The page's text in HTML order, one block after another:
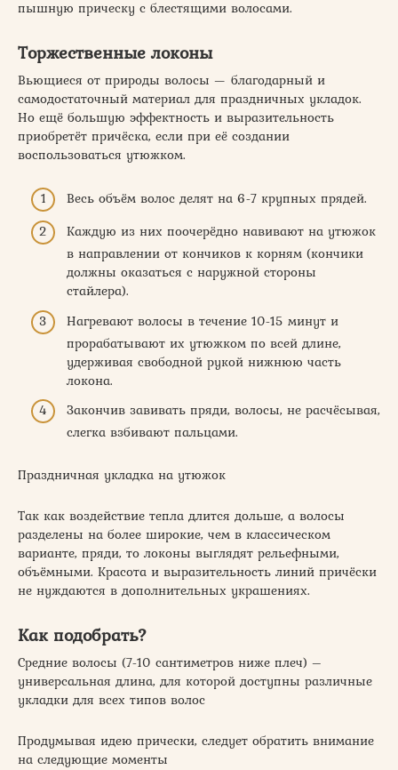
пышную прическу с блестящими волосами.
Торжественные локоны
Вьющиеся от природы волосы — благодарный и
самодостаточный материал для праздничных укладок.
Но ещё большую эффектность и выразительность
приобретёт причёска, если при её создании
воспользоваться утюжком.
Весь объём волос делят на 6-7 крупных прядей.
Каждую из них поочерёдно навивают на утюжок
в направлении от кончиков к корням (кончики
должны оказаться с наружной стороны
стайлера).
Нагревают волосы в течение 10-15 минут и
прорабатывают их утюжком по всей длине,
удерживая свободной рукой нижнюю часть
локона.
Закончив завивать пряди, волосы, не расчёсывая,
слегка взбивают пальцами.
Праздничная укладка на утюжок
Так как воздействие тепла длится дольше, а волосы
разделены на более широкие, чем в классическом
варианте, пряди, то локоны выглядят рельефными,
объёмными. Красота и выразительность линий причёски
не нуждаются в дополнительных украшениях.
Как подобрать?
Средние волосы (7-10 сантиметров ниже плеч) –
универсальная длина, для которой доступны различные
укладки для всех типов волос
Продумывая идею прически, следует обратить внимание
на следующие моменты